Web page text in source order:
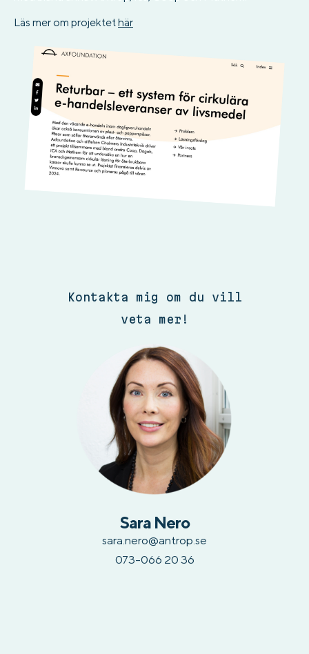
Läs mer om projektethär
Kontakta mig om du vill
veta mer!
Sara Nero
sara.nero@antrop.se
073-066 20 36